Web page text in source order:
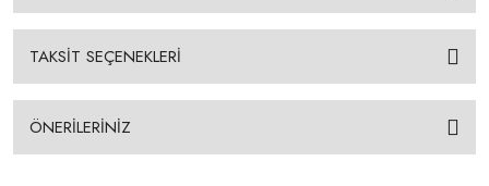
TAKSİT SEÇENEKLERİ
ÖNERİLERİNİZ